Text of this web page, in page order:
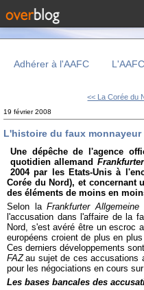
Adhérer à l'AAFC
<< La Corée du
19 février 2008
L'histoire du faux
Une dépêche de l'agence
quotidien allemand Frankfurter
2004 par les Etats-Unis à
Corée du Nord), et concernant
des éléments de moins en
Selon la Frankfurter Allgemeine
l'accusation dans l'affaire de la
Nord, s'est avéré être un escroc
européens croient de plus en
Ces derniers développements
FAZ au sujet de ces accusations
pour les négociations en cours
Les bases bancales des